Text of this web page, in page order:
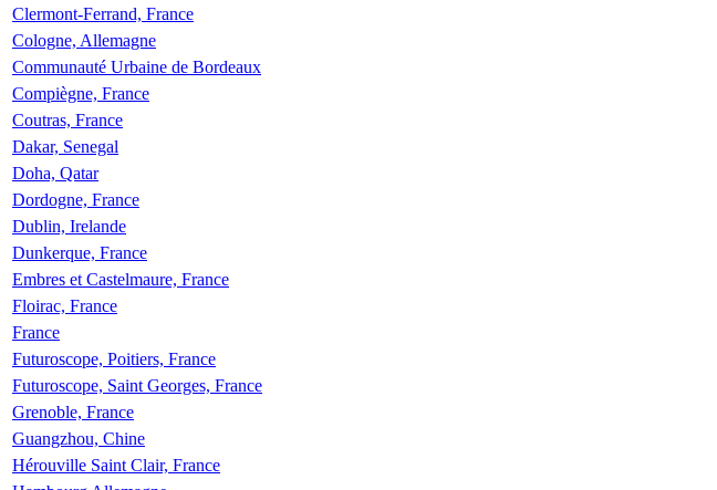
Clermont-Ferrand, France
Cologne, Allemagne
Communauté Urbaine de Bordeaux
Compiègne, France
Coutras, France
Dakar, Senegal
Doha, Qatar
Dordogne, France
Dublin, Irelande
Dunkerque, France
Embres et Castelmaure, France
Floirac, France
France
Futuroscope, Poitiers, France
Futuroscope, Saint Georges, France
Grenoble, France
Guangzhou, Chine
Hérouville Saint Clair, France